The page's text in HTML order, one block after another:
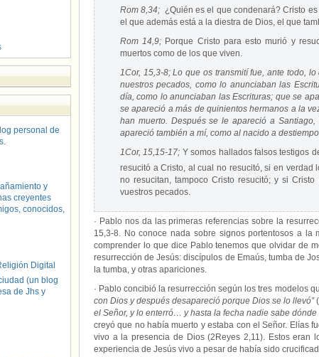
Rom 8,34; ¿Quién es el que condenará? Cristo
el que además está a la diestra de Dios, el que
Rom 14,9; Porque Cristo para esto murió y
muertos como de los que viven.
1Cor, 15,3-8; Lo que os transmití fue, ante todo,
nuestros pecados, como lo anunciaban las
día, como lo anunciaban las Escrituras; que se
se apareció a más de quinientos hermanos a la
han muerto. Después se le apareció a
apareció también a mí, como al nacido a
1Cor, 15,15-17; Y somos hallados falsos testigos
resucitó a Cristo, al cual no resucitó, si en verdad
no resucitan, tampoco Cristo resucitó; y si
vuestros pecados.
· Pablo nos da las primeras referencias sobre la
15,3-8. No conoce nada sobre signos portentosos a
comprender lo que dice Pablo tenemos que olvidar de
resurrección de Jesús: discípulos de Emaús, tumba de
la tumba, y otras apariciones.
· Pablo concibió la resurrección según los tres modelos
con Dios y después desapareció porque Dios se lo llevó”
el Señor, y lo enterró… y hasta la fecha nadie sabe dónde
creyó que no había muerto y estaba con el Señor. Elías
vivo a la presencia de Dios (2Reyes 2,11). Estos eran
experiencia de Jesús vivo a pesar de había sido
personal de
y
creyentes
conocidos,
Digital
(un blog
de Jhs y